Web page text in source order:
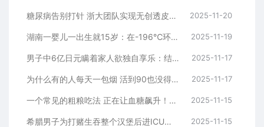
糖尿病告别打针 浙大团队实现无创透皮给药 2025-11-20
湖南一婴儿一出生就15岁：在-196℃环境下被唤醒 2025-11-19
男子中6亿日元瞒着家人欲独自享乐：结果失眠焦虑精神萎靡 2025-11-17
为什么有的人每天一包烟 活到90也没得肺癌 2025-11-17
一个常见的粗粮吃法 正在让血糖飙升！很多人都做错了 2025-11-15
希腊男子为打赌生吞整个汉堡后进ICU：医生直言基本没救了 2025-11-15